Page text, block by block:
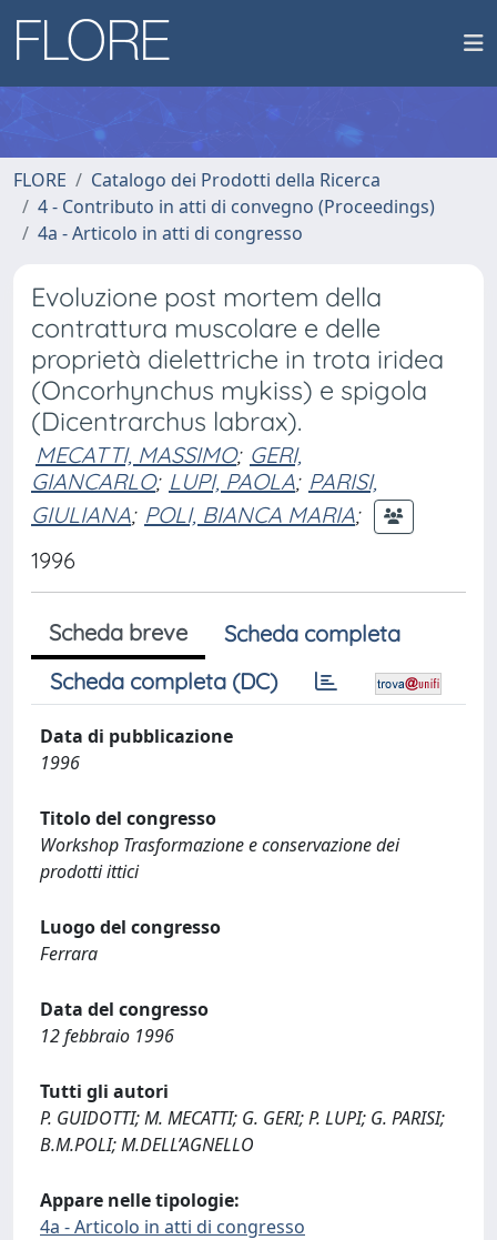
FLORE
Catalogo dei Prodotti della Ricerca
4 - Contributo in atti di convegno (Proceedings)
4a - Articolo in atti di congresso
Evoluzione post mortem della
contrattura muscolare e delle
proprietà dielettriche in trota iridea
(Oncorhynchus mykiss) e spigola
(Dicentrarchus labrax).
MECATTI, MASSIMO; GERI,
GIANCARLO; LUPI, PAOLA; PARISI,
GIULIANA; POLI, BIANCA MARIA;
1996
Scheda breve
Scheda completa
Scheda completa (DC)
Data di pubblicazione
1996
Titolo del congresso
Workshop Trasformazione e conservazione dei
prodotti ittici
Luogo del congresso
Ferrara
Data del congresso
12 febbraio 1996
Tutti gli autori
P. GUIDOTTI; M. MECATTI; G. GERI; P. LUPI; G. PARISI;
B.M.POLI; M.DELL’AGNELLO
Appare nelle tipologie:
4a - Articolo in atti di congresso